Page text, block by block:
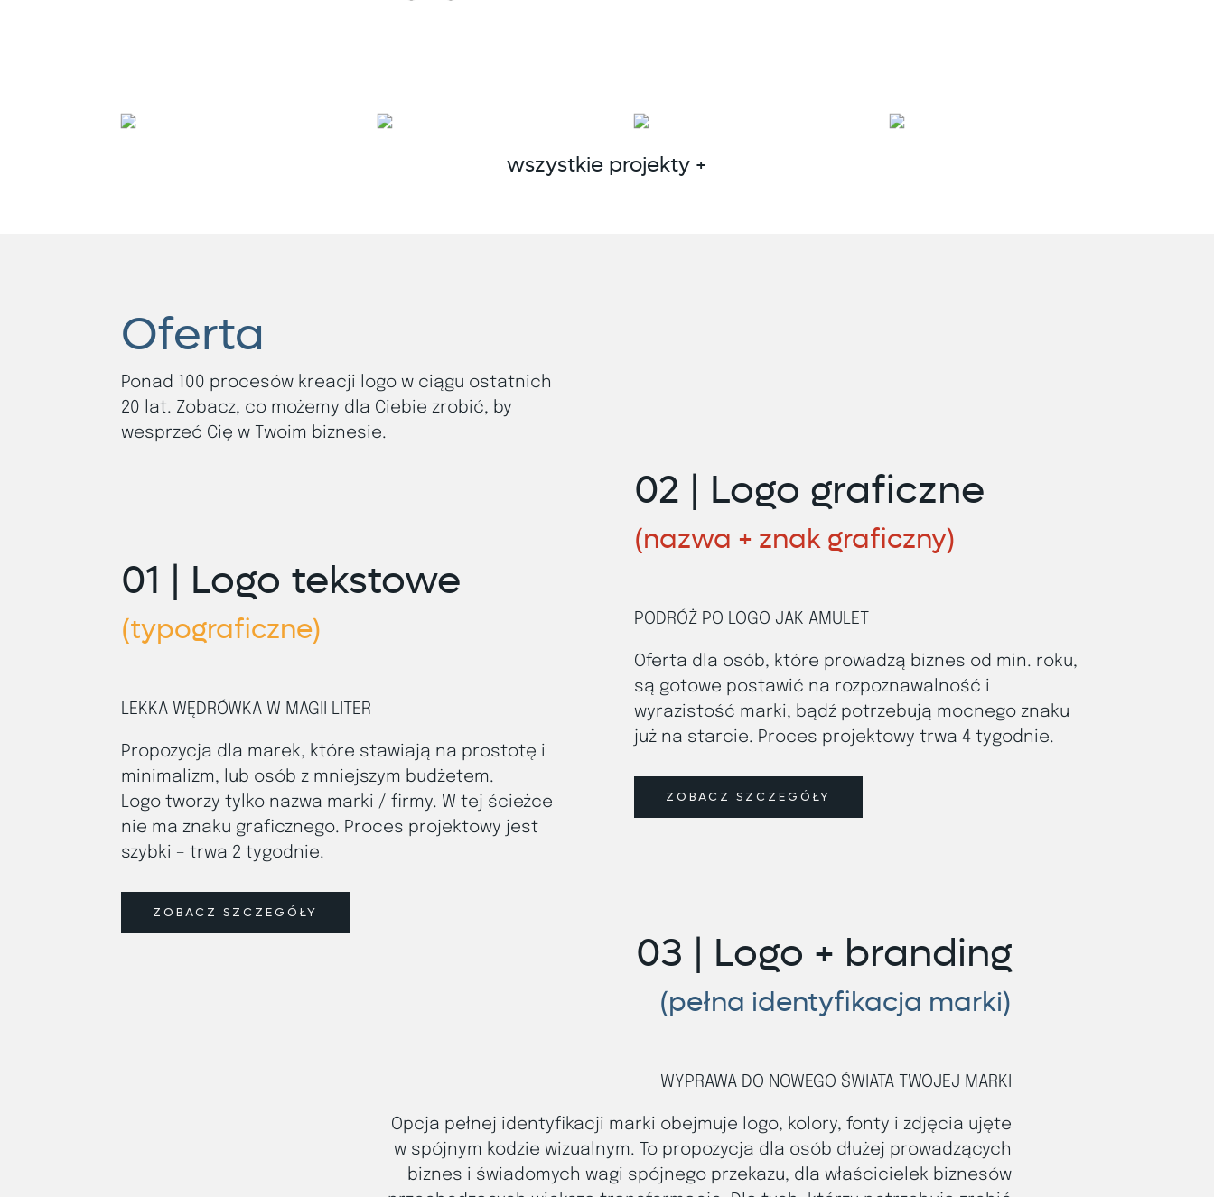
wszystkie projekty +
Oferta
Ponad 100 procesów kreacji logo w ciągu ostatnich
20 lat. Zobacz, co możemy dla Ciebie zrobić, by
wesprzeć Cię w Twoim biznesie.
01 | Logo tekstowe
(typograficzne)
LEKKA WĘDRÓWKA W MAGII LITER
Propozycja dla marek, które stawiają na prostotę i
minimalizm, lub osób z mniejszym budżetem.
Logo tworzy tylko nazwa marki / firmy. W tej ścieżce
nie ma znaku graficznego. Proces projektowy jest
szybki – trwa 2 tygodnie.
ZOBACZ SZCZEGÓŁY
02 | Logo graficzne
(nazwa + znak graficzny)
PODRÓŻ PO LOGO JAK AMULET
Oferta dla osób, które prowadzą biznes od min. roku,
są gotowe postawić na rozpoznawalność i
wyrazistość marki, bądź potrzebują mocnego znaku
już na starcie. Proces projektowy trwa 4 tygodnie.
ZOBACZ SZCZEGÓŁY
03 | Logo + branding
(pełna identyfikacja marki)
WYPRAWA DO NOWEGO ŚWIATA TWOJEJ MARKI
Opcja pełnej identyfikacji marki obejmuje logo, kolory, fonty i zdjęcia ujęte
w spójnym kodzie wizualnym. To propozycja dla osób dłużej prowadzących
biznes i świadomych wagi spójnego przekazu, dla właścicielek biznesów